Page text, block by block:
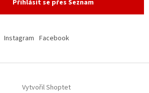
Přihlásit se přes Seznam
Instagram Facebook
Vytvořil Shoptet